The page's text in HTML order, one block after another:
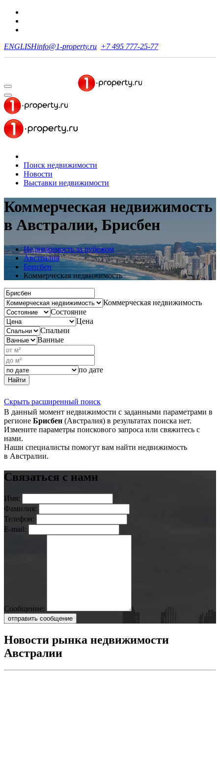
ENGLISHinfo@1-property.ru +7 495 777-25-77
Поиск недвижимости
Новости
Выставки недвижимости
Коммерческая недвижимость
в Австралии, Брисбен
Недвижимость за рубежом
Австралия
Брисбен
Коммерческая недвижимость
Коммерческая недвижимость
Состояние
Цена
Спальни
Ванные
по дате
Найти
Скрыть расширенный поиск
В данный момент недвижимости с заданными параметрами в
регионе Брисбен (Австралия) в результатах поиска нет.
Измените параметры поискового запроса или свяжитесь с
нами.
Наши специалисты помогут вам найти недвижимость
в Австралии.
Связаться с нами
Имя:
Фамилия:
Телефон:
E-mail:
Сообщение:
отправить сообщение
Новости рынка недвижимости
Австралии